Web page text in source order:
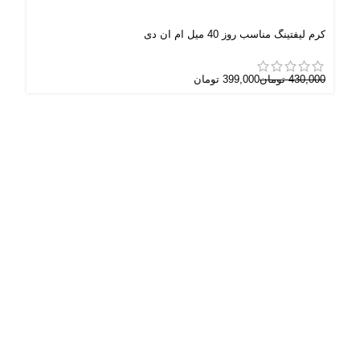
کرم لیفتینگ مناسب روز 40 میل ام ان دی
430,000 تومان399,000 تومان